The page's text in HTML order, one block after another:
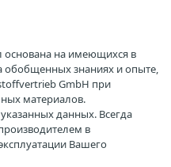
основана на имеющихся в
знаниях и опыте,
GmbH при
материалов.
данных. Всегда
в
Вашего